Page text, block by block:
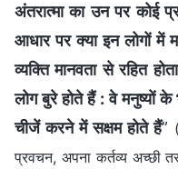
अंतरात्मा का उन पर कोई
आधार पर क्या इन लोगों में
व्यक्ति मानवता से रहित
लोग बुरे होते हैं : वे मनुष्यों
चीजें करने में सक्षम होते हैं”
प्रवचन, अपना कर्तव्य अच्छी